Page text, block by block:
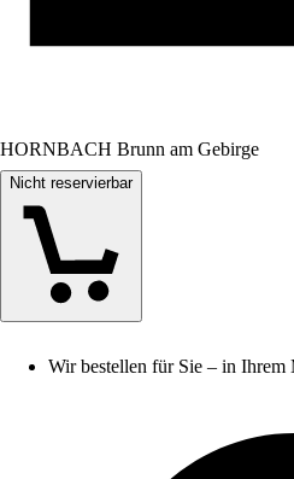
HORNBACH Brunn am Gebirge
Nicht reservierbar
Wir bestellen für Sie – in